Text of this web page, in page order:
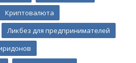
Криптовалюта
Ликбез для предпринимателей